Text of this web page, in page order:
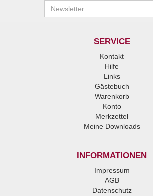
Newsletter
SERVICE
Kontakt
Hilfe
Links
Gästebuch
Warenkorb
Konto
Merkzettel
Meine Downloads
INFORMATIONEN
Impressum
AGB
Datenschutz